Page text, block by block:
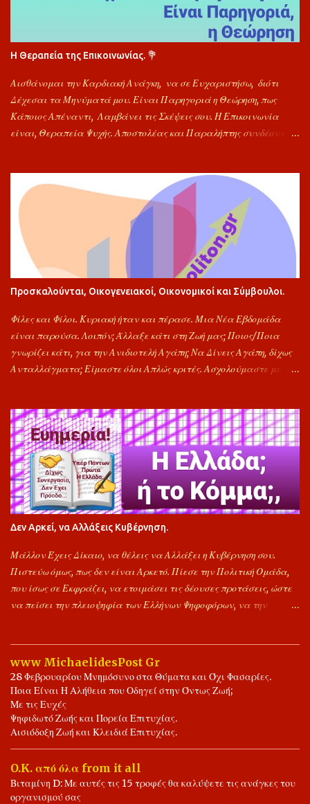
Η Θεραπεία της Επικοινωνίας. 💐
Αισθάνομαι την Καρδιακή Ανάγκη, να σε Ευχαριστήσω, διότι
Δέχεσαι τα Μηνύματά μου. Είναι Παρηγοριά η Θεώρηση, πως
Κάποιος Απέναντι, Λαμβάνει τις Σκέψεις σου. Η Επικοινωνία
είναι, Θεραπεία Ψυχής. Αποστολέας και Παραλήπτης συνδέονται
Πολύ. Εύχομαι, Υγεία και Δυνάμη, Αγάπη, Ελπίδα και Θεού Χαρά.
"Φίλος". ιμ🐬
Προσκαλούνται, Οικογενειακοί, Οικονομικοί και Σύμβουλοι.
Φίλες και Φίλοι. Κυριακή ήταν και πέρασε. Μια Νέα Εβδομάδα
είναι παρούσα. Λοιπόν; Άλλαξε κάτι στη Ζωή μας; Ποιος/Ποια
γνωρίζει κάτι, για την Ανιδιοτελή Αγάπη; Να Δίνεις Αγάπη, δίχως
Ανταλλάγματα; Είμαστε όλοι Απλώς κριτές. Ασχολούμαστε με τα
καιρό, τις Αγορές μας, κάθε ημέρα Τετάρτη, να τις κάνουμε, από
καταστήματα της γειτονιάς. Τότε τα Super Market, για να μας
πάρουν, τα €υρω, Θα καταφύγουν την ημέρα Τετάρτη, σε
γενναίες μειώσεις τιμών. Η Πρόταση έχει δοκιμαστεί το 2024 και
τα Σούπερ μάρκετ κάθε Τετάρτη, Είχαν Σοβαρές Προσφορές.
Μπορούμε τουλάχιστον, να ξανά δοκιμάσουμε; Προσκαλούνται
Ιδιωτικά και Δημόσια Κέντρα Εκπαιδευτικής Κατάρτισης, να
Οργανώσουν Προγράμματα "Οικογενειακής Οικονομικής
Διαχείρισης". "Οικονομικοί Στοχασμοί". Το Έτος 2025.
Δεν Αρκεί, να Αλλάξεις Κυβέρνηση.
Μάλλον Έχεις Δίκαιο, να θέλεις να Αλλάξει η Κυβέρνηση σου.
Πιστεύω όμως, πως δεν είναι Αρκετό. Πίεσε την Πολιτική Ομάδα,
που ίσως σε Εκφράζει, να ετοιμάσει τις δέουσες προτάσεις, ώστε
να πείσει την πλειοψηφία των Ελλήνων Ψηφοφόρων, να την
αντιπαραθέτουμε τις δικές μας προτάσεις. Υποθέτουμε πως,
μπορούμε να Ομιλούμε, για Έλειψη Δημοκρατικής Ευαισθησίας.
Ποιους θα ψηφίσεις, την ώρα των Εκλογών, είναι δικό σου ρίσκο.
Αποκλειστικά, δική σου Ευθύνη. Εύχομαι ότι Καλύτερο σε όλους
μας. Ας γίνει του Θεού, και το Καλύτερο για Όλους τους Έλληνες.
Είθε. Ιωάννης ο Φίλος. 🤝📖✍️🌾🌻🌾💖 Ψηφίζω Ελληνικά,
Ελλάδας. 📖⚖️🤝✍️💖❤️💐 Η Δημοκρατία Προσφέρει, Δικαίωμα
Λόγου και Αντίλογου. 💐📖⚖️🤝⚖️📖💐
www MichaelidesPost Gr
28 Φεβρουαρίου Μνημόσυνο στα Θύματα και Όχι Φασαρίες.
Ποια Είναι Η Αλήθεια που Οδηγεί στην Όντως Ζωή;
Με τις Ευχές
Ψηφιδωτό Ζωής και Πορεία Επιτυχίας.
Αισιόδοξη Ζωή και Κλειδιά Επιτυχίας.
O.K. από όλα from it all
Βιταμίνη D: Με αυτές τις 15 τροφές θα καλύψετε τις ανάγκες του
οργανισμού σας